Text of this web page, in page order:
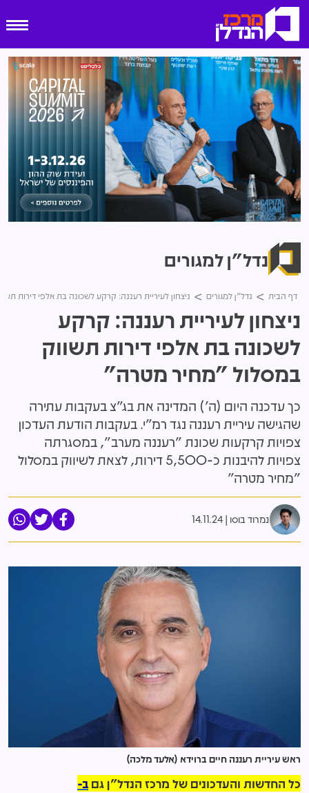
נדל"ן למגורים
דף הבית נדל"ן למגורים ניצחון לעיריית רעננה: קרקע לשכונה בת אלפי דירות
ניצחון לעיריית רעננה: קרקע
לשכונה בת אלפי דירות תשווק
במסלול "מחיר מטרה"
כך עדכנה היום (ה') המדינה את בג"צ בעקבות עתירה
שהגישה עיריית רעננה נגד רמ"י. בעקבות הודעת העדכון
צפויות קרקעות שכונת "רעננה מערב", במסגרתה
צפויות להיבנות כ-5,500 דירות, לצאת לשיווק במסלול
"מחיר מטרה"
נמרוד בוסו 14.11.24
ראש עיריית רעננה חיים ברוידא (אלעד מלכה)
כל החדשות והעדכונים של מרכז הנדל"ן גם ב-